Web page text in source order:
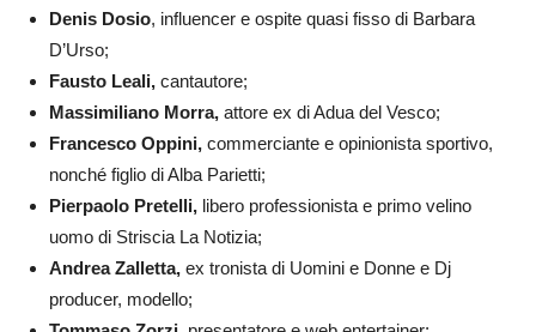
Denis Dosio, influencer e ospite quasi fisso di Barbara
D’Urso;
Fausto Leali, cantautore;
Massimiliano Morra, attore ex di Adua del Vesco;
Francesco Oppini, commerciante e opinionista sportivo,
nonché figlio di Alba Parietti;
Pierpaolo Pretelli, libero professionista e primo velino
uomo di Striscia La Notizia;
Andrea Zalletta, ex tronista di Uomini e Donne e Dj
producer, modello;